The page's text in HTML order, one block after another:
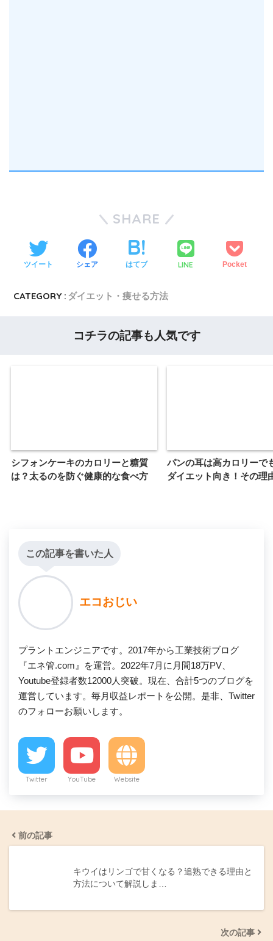
SHARE
ツイート シェア はてブ LINE Pocket
CATEGORY : ダイエット・痩せる方法
コチラの記事も人気です
シフォンケーキのカロリーと糖質
は？太るのを防ぐ健康的な食べ方
パンの耳は高カロリーで
ダイエット向き！その理
この記事を書いた人
エコおじい
プラントエンジニアです。2017年から工業技術ブログ
『エネ管.com』を運営。2022年7月に月間18万PV、
Youtube登録者数12000人突破。現在、合計5つのブログを
運営しています。毎月収益レポートを公開。是非、Twitter
のフォローお願いします。
Twitter YouTube Website
前の記事
キウイはリンゴで甘くなる？追熟できる理由と
方法について解説しま…
次の記事